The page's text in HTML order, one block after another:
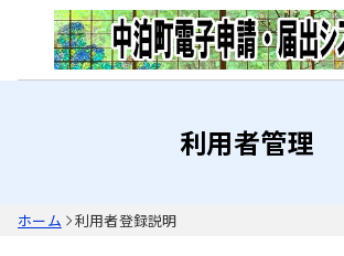
利用者管理
ホーム 利用者登録説明